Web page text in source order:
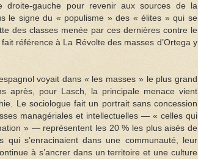
droite-gauche pour revenir aux sources de la
le signe du « populisme » des « élites » qui se
des classes menée par ces dernières contre le
référence à La Révolte des masses d’Ortega y
voyait dans « les masses » le plus grand
après, pour Lasch, la principale menace vient
Le sociologue fait un portrait sans concession
managériales et intellectuelles — « celles qui
» — représentent les 20 % les plus aisés de
qui s’enracinaient dans une communauté, leur
à s’ancrer dans un territoire et une culture